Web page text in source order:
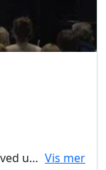
Trine Baur Opstad er seniorforsker ved unviversitetet i Oslo og har lenge forsket på med hjerte og karsykdommer. Hun har også gjennomført et studie på Selen og Q10. I dette foredraget blir selen og Q10 sett på i sammenheng med aldring, på bakgrunn av forskingen hun har vært med på. Vi får også en grundig forklaring på hva selen og Q10 er og hvordan de fungerer i kroppen. Vis mer